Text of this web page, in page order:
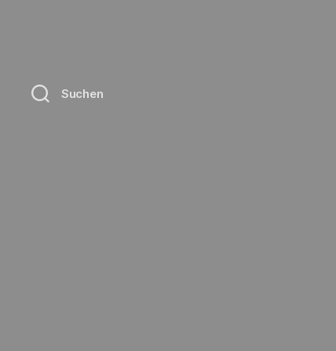
Suchen